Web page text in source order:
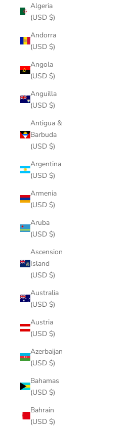
Algeria
(USD $)
Andorra
(USD $)
Angola
(USD $)
Anguilla
(USD $)
Antigua &
Barbuda
(USD $)
Argentina
(USD $)
Armenia
(USD $)
Aruba
(USD $)
Ascension
Island
(USD $)
Australia
(USD $)
Austria
(USD $)
Azerbaijan
(USD $)
Bahamas
(USD $)
Bahrain
(USD $)